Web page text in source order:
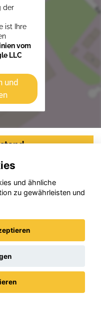
der
ist Ihre
vom
LLC
und
und ähnliche
zu gewährleisten und